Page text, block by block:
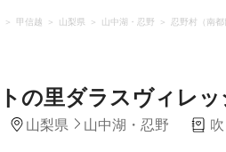
甲信越 山梨県 山中湖・忍野 忍野村（南都
の里ダラスヴィレッ
山梨県 山中湖・忍野